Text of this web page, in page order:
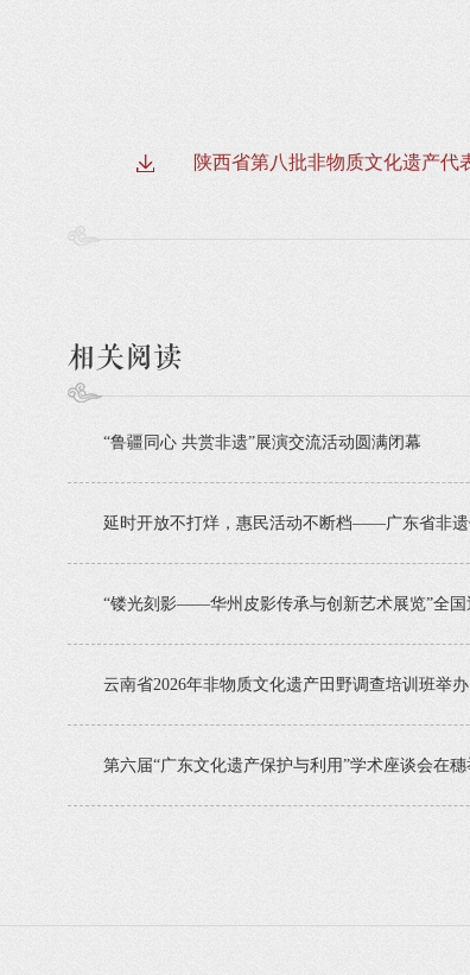
陕西省第八批非物质文化遗产代
相关阅读
“鲁疆同心 共赏非遗”展演交流活动圆满闭幕
延时开放不打烊，惠民活动不断档——广东省非遗
“镂光刻影——华州皮影传承与创新艺术展览”全国
云南省2026年非物质文化遗产田野调查培训班举办
第六届“广东文化遗产保护与利用”学术座谈会在穗